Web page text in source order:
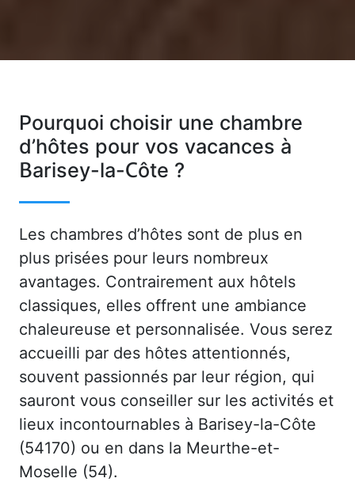
Pourquoi choisir une chambre
d’hôtes pour vos vacances à
Barisey-la-Côte ?
Les chambres d’hôtes sont de plus en
plus prisées pour leurs nombreux
avantages. Contrairement aux hôtels
classiques, elles offrent une ambiance
chaleureuse et personnalisée. Vous serez
accueilli par des hôtes attentionnés,
souvent passionnés par leur région, qui
sauront vous conseiller sur les activités et
lieux incontournables à Barisey-la-Côte
(54170) ou en dans la Meurthe-et-
Moselle (54).